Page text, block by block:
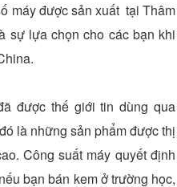
máy được sản xuất tại Thâm
sự lựa chọn cho các bạn khi
được thế giới tin dùng qua
là những sản phẩm được thị
Công suất máy quyết định
bạn bán kem ở trường học,